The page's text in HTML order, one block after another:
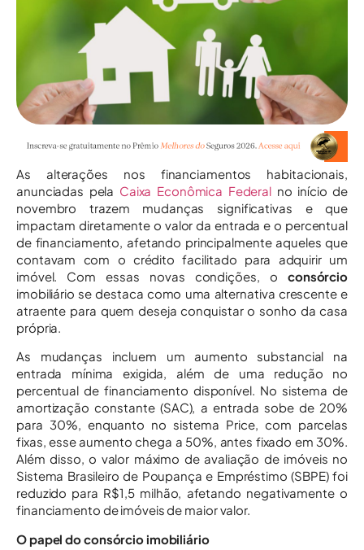
As alterações nos financiamentos habitacionais,
anunciadas pela Caixa Econômica Federal no início de
novembro trazem mudanças significativas e que
impactam diretamente o valor da entrada e o percentual
de financiamento, afetando principalmente aqueles que
contavam com o crédito facilitado para adquirir um
imóvel. Com essas novas condições, o consórcio
imobiliário se destaca como uma alternativa crescente e
atraente para quem deseja conquistar o sonho da casa
própria.
As mudanças incluem um aumento substancial na
entrada mínima exigida, além de uma redução no
percentual de financiamento disponível. No sistema de
amortização constante (SAC), a entrada sobe de 20%
para 30%, enquanto no sistema Price, com parcelas
fixas, esse aumento chega a 50%, antes fixado em 30%.
Além disso, o valor máximo de avaliação de imóveis no
Sistema Brasileiro de Poupança e Empréstimo (SBPE) foi
reduzido para R$1,5 milhão, afetando negativamente o
financiamento de imóveis de maior valor.
O papel do consórcio imobiliário